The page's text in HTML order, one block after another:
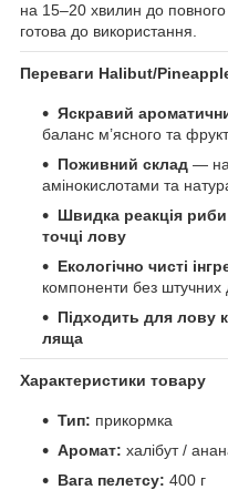
на 15–20 хвилин до
готова до використання.
Переваги Halibut/
Яскравий
баланс м’ясного та
Поживний склад —
амінокислотами та
Швидка реакція
точці лову
Екологічно чисті
компоненти без штучних
Підходить для лову
ляща
Характеристики товару
Тип: прикормка
Аромат: халібут /
Вага пелетсу: 400 г